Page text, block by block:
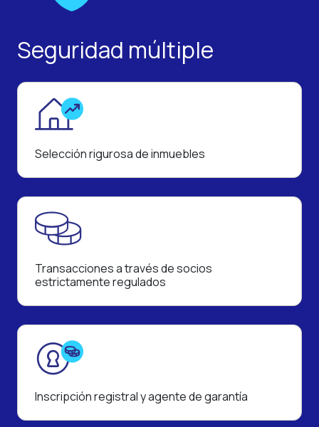
Seguridad múltiple
Selección rigurosa de inmuebles
Transacciones a través de socios
estrictamente regulados
Inscripción registral y agente de garantía